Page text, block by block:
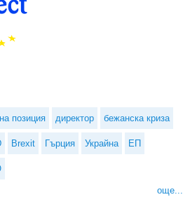
позиция директор бежанска криза
Brexit Гърция Украйна ЕП
още...